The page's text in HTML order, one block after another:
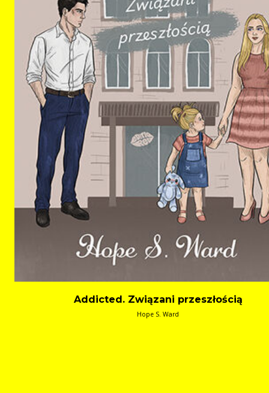
Addicted. Związani przeszłością
Hope S. Ward